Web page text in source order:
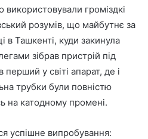
громіздкі
розумів, що майбутнє за
в Ташкенті, куди закинула
зібрав пристрій під
у світі апарат, де і
трубки були повністю
на катодному промені.
успішне випробування: